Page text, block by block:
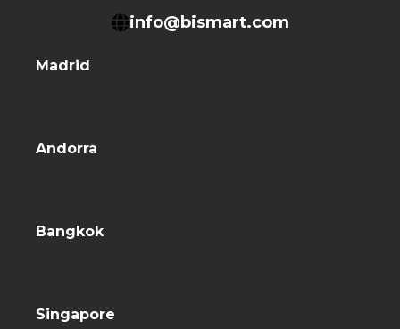
info@bismart.com
Madrid
Andorra
Bangkok
Singapore